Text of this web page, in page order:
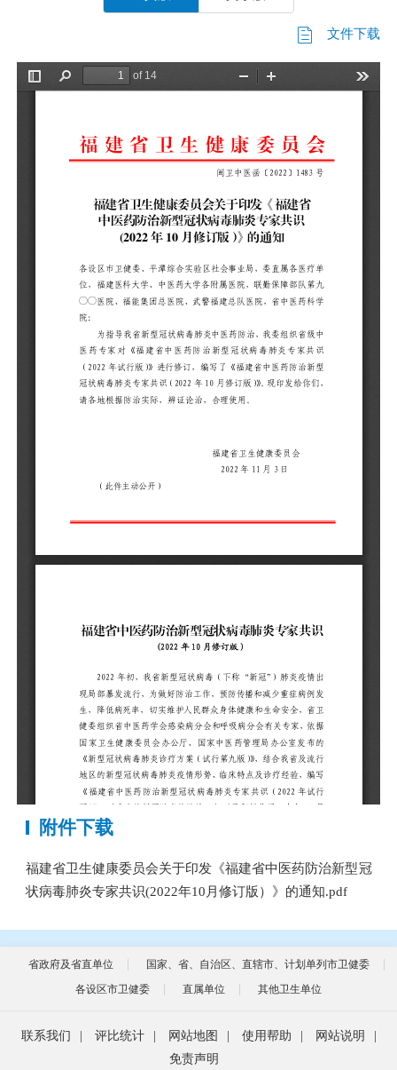
文件下载
附件下载
福建省卫生健康委员会关于印发《福建省中医药防治新型冠
状病毒肺炎专家共识(2022年10月修订版）》的通知.pdf
省政府及省直单位
国家、省、自治区、直辖市、计划单列市卫健委
各设区市卫健委
直属单位 其他卫生单位
联系我们 评比统计 网站地图 使用帮助 网站说明
免责声明